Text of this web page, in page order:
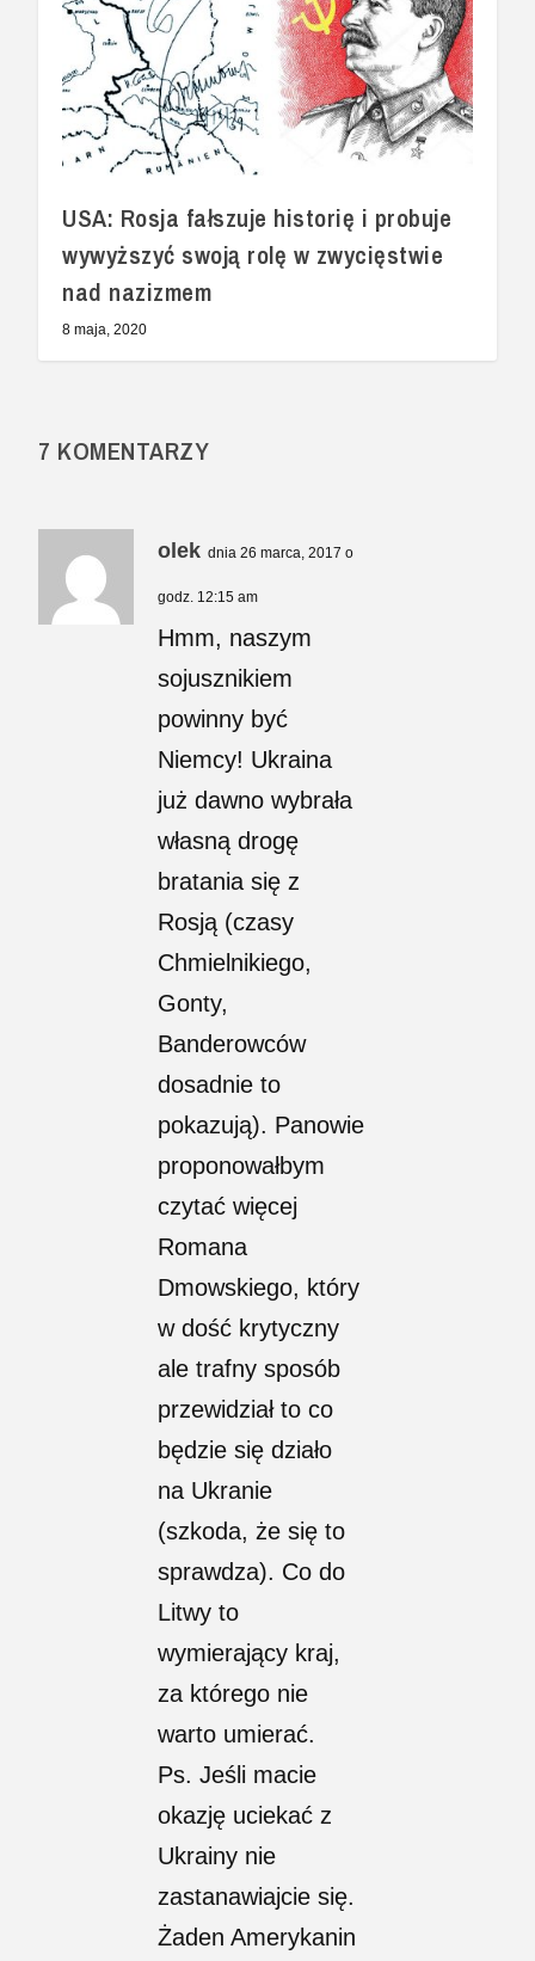
USA: Rosja fałszuje historię i probuje
wywyższyć swoją rolę w zwycięstwie
nad nazizmem
8 maja, 2020
7 KOMENTARZY
olek dnia 26 marca, 2017 o
godz. 12:15 am
Hmm, naszym
sojusznikiem
powinny być
Niemcy! Ukraina
już dawno wybrała
własną drogę
bratania się z
Rosją (czasy
Chmielnikiego,
Gonty,
Banderowców
dosadnie to
pokazują). Panowie
proponowałbym
czytać więcej
Romana
Dmowskiego, który
w dość krytyczny
ale trafny sposób
przewidział to co
będzie się działo
na Ukranie
(szkoda, że się to
sprawdza). Co do
Litwy to
wymierający kraj,
za którego nie
warto umierać.
Ps. Jeśli macie
okazję uciekać z
Ukrainy nie
zastanawiajcie się.
Żaden Amerykanin